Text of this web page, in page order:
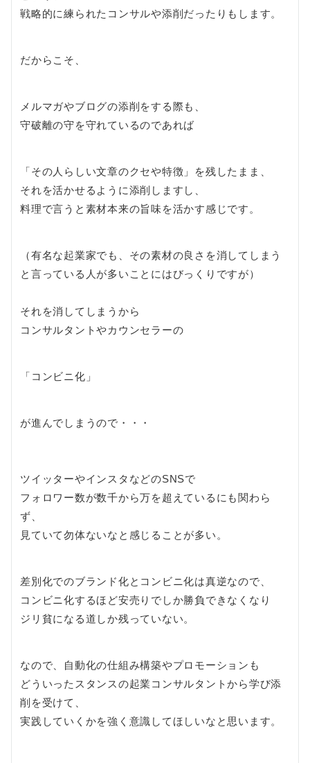
戦略的に練られたコンサルや添削だったりもします。
だからこそ、
メルマガやブログの添削をする際も、
守破離の守を守れているのであれば
「その人らしい文章のクセや特徴」を残したまま、
それを活かせるように添削しますし、
料理で言うと素材本来の旨味を活かす感じです。
（有名な起業家でも、その素材の良さを消してしまう
と言っている人が多いことにはびっくりですが）
それを消してしまうから
コンサルタントやカウンセラーの
「コンビニ化」
が進んでしまうので・・・
ツイッターやインスタなどのSNSで
フォロワー数が数千から万を超えているにも関わら
ず、
見ていて勿体ないなと感じることが多い。
差別化でのブランド化とコンビニ化は真逆なので、
コンビニ化するほど安売りでしか勝負できなくなり
ジリ貧になる道しか残っていない。
なので、自動化の仕組み構築やプロモーションも
どういったスタンスの起業コンサルタントから学び添
削を受けて、
実践していくかを強く意識してほしいなと思います。